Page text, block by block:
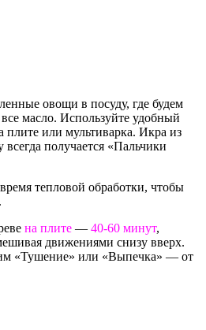
овощи в посуду, где будем
масло. Используйте удобный
или мультиварка. Икра из
всегда получается «Пальчики
тепловой обработки, чтобы
на плите — 40-60 минут,
движениями снизу вверх.
«Тушение» или «Выпечка» — от